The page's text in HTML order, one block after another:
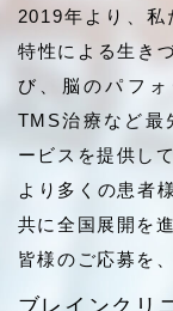
2019年より、
特性による生き
び、脳のパフ
TMS治療など最
ービスを提供し
より多くの患者
共に全国展開を
皆様のご応募を